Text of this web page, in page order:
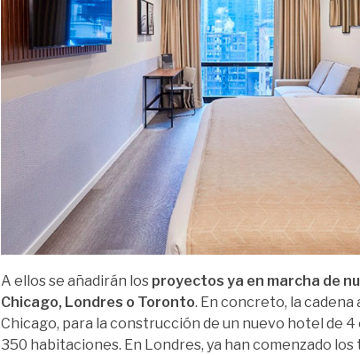
A ellos se añadirán los proyectos ya en marcha de
Chicago, Londres o Toronto. En concreto, la
Chicago, para la construcción de un nuevo hotel de 4
350 habitaciones. En Londres, ya han comenzado